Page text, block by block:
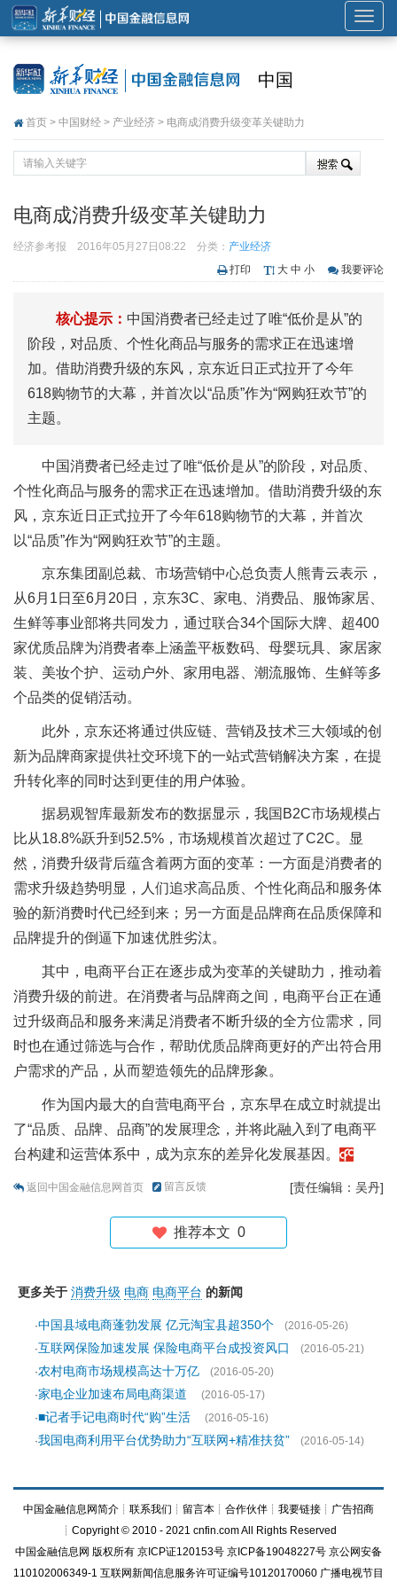
展
开
中国
首页 > 中国财经 > 产业经济 > 电商成消费升级变革关键助力
电商成消费升级变革关键助力
经济参考报 2016年05月27日08:22 分类： 产业经济
打印
大 中 小 我要评论
核心提示： 中国消费者已经走过了唯“低价是从”的
阶段，对品质、个性化商品与服务的需求正在迅速增
加。借助消费升级的东风，京东近日正式拉开了今年
618购物节的大幕，并首次以“品质”作为“网购狂欢节”的
主题。
中国消费者已经走过了唯“低价是从”的阶段，对品质、
个性化商品与服务的需求正在迅速增加。借助消费升级的东
风，京东近日正式拉开了今年618购物节的大幕，并首次
以“品质”作为“网购狂欢节”的主题。
京东集团副总裁、市场营销中心总负责人熊青云表示，
从6月1日至6月20日，京东3C、家电、消费品、服饰家居、
生鲜等事业部将共同发力，通过联合34个国际大牌、超400
家优质品牌为消费者奉上涵盖平板数码、母婴玩具、家居家
装、美妆个护、运动户外、家用电器、潮流服饰、生鲜等多
个品类的促销活动。
此外，京东还将通过供应链、营销及技术三大领域的创
新为品牌商家提供社交环境下的一站式营销解决方案，在提
升转化率的同时达到更佳的用户体验。
据易观智库最新发布的数据显示，我国B2C市场规模占
比从18.8%跃升到52.5%，市场规模首次超过了C2C。显
然，消费升级背后蕴含着两方面的变革：一方面是消费者的
需求升级趋势明显，人们追求高品质、个性化商品和服务体
验的新消费时代已经到来；另一方面是品牌商在品质保障和
品牌提升的倒逼下加速优胜劣汰。
其中，电商平台正在逐步成为变革的关键助力，推动着
消费升级的前进。在消费者与品牌商之间，电商平台正在通
过升级商品和服务来满足消费者不断升级的全方位需求，同
时也在通过筛选与合作，帮助优质品牌商更好的产出符合用
户需求的产品，从而塑造领先的品牌形象。
作为国内最大的自营电商平台，京东早在成立时就提出
了“品质、品牌、品商”的发展理念，并将此融入到了电商平
台构建和运营体系中，成为京东的差异化发展基因。
返回中国金融信息网首页 留言反馈 [责任编辑：吴丹]
推荐本文 0
更多关于 消费升级 电商 电商平台 的新闻
·中国县域电商蓬勃发展 亿元淘宝县超350个
(2016-05-26)
·互联网保险加速发展 保险电商平台成投资风口
(2016-05-21)
·农村电商市场规模高达十万亿
(2016-05-20)
·家电企业加速布局电商渠道
(2016-05-17)
·■记者手记电商时代“购”生活
(2016-05-16)
·我国电商利用平台优势助力“互联网+精准扶贫” (2016-05-14)
中国金融信息网简介 ┊ 联系我们 ┊ 留言本 ┊ 合作伙伴 ┊ 我要链接 ┊ 广告招商
┊Copyright © 2010 - 2021 cnfin.com All Rights Reserved
中国金融信息网 版权所有 京ICP证120153号 京ICP备19048227号 京公网安备
110102006349-1 互联网新闻信息服务许可证编号10120170060 广播电视节目